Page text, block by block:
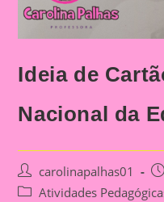
Ideia de
Nacional da
Post
author:
carolinapalhas01
PostAtividades